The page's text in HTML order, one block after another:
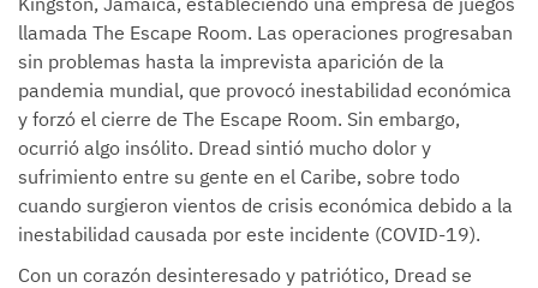
llamada The Escape Room. Las operaciones progresaban
sin problemas hasta la imprevista aparición de la
pandemia mundial, que provocó inestabilidad económica
y forzó el cierre de The Escape Room. Sin embargo,
ocurrió algo insólito. Dread sintió mucho dolor y
sufrimiento entre su gente en el Caribe, sobre todo
cuando surgieron vientos de crisis económica debido a la
inestabilidad causada por este incidente (COVID-19).
Con un corazón desinteresado y patriótico, Dread se